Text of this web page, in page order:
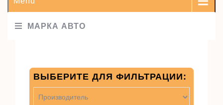
МАРКА АВТО
ВЫБЕРИТЕ ДЛЯ ФИЛЬТРАЦИИ: